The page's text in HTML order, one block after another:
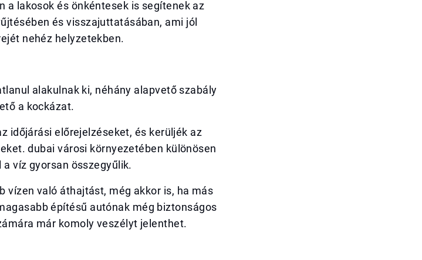
a lakosok és önkéntesek is segítenek az
és visszajuttatásában, ami jól
nehéz helyzetekben.
alakulnak ki, néhány alapvető szabály
a kockázat.
időjárási előrejelzéseket, és kerüljék az
dubai városi környezetében különösen
víz gyorsan összegyűlik.
vízen való áthajtást, még akkor is, ha más
építésű autónak még biztonságos
már komoly veszélyt jelenthet.